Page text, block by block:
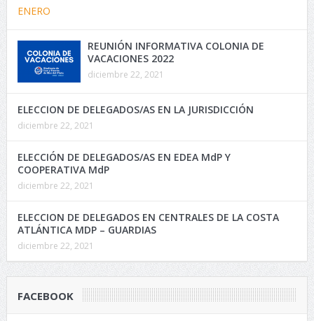
REUNIÓN INFORMATIVA COLONIA DE
VACACIONES 2022
diciembre 22, 2021
ELECCION DE DELEGADOS/AS EN LA JURISDICCIÓN
diciembre 22, 2021
ELECCIÓN DE DELEGADOS/AS EN EDEA MdP Y
COOPERATIVA MdP
diciembre 22, 2021
ELECCION DE DELEGADOS EN CENTRALES DE LA COSTA
ATLÁNTICA MDP – GUARDIAS
diciembre 22, 2021
FACEBOOK